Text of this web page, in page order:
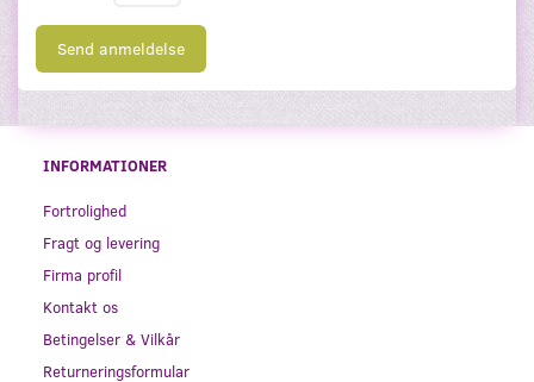
Send anmeldelse
INFORMATIONER
Fortrolighed
Fragt og levering
Firma profil
Kontakt os
Betingelser & Vilkår
Returneringsformular